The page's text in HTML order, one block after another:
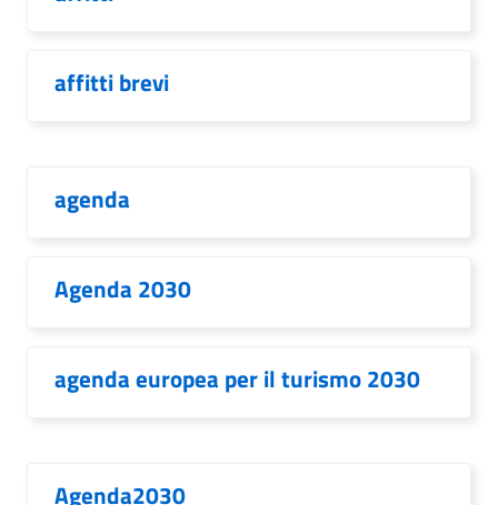
affitti brevi
agenda
Agenda 2030
agenda europea per il turismo 2030
Agenda2030